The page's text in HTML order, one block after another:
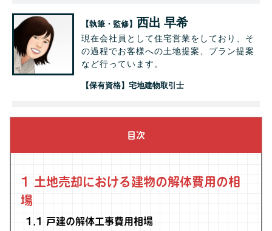
【執筆・監修】 西出 早希
現在会社員として住宅営業をしており、そ
の過程でお客様への土地提案、プラン提案
など行っています。
【保有資格】宅地建物取引士
目次
1
土地売却における建物の解体費用の相
場
1.1
戸建の解体工事費用相場